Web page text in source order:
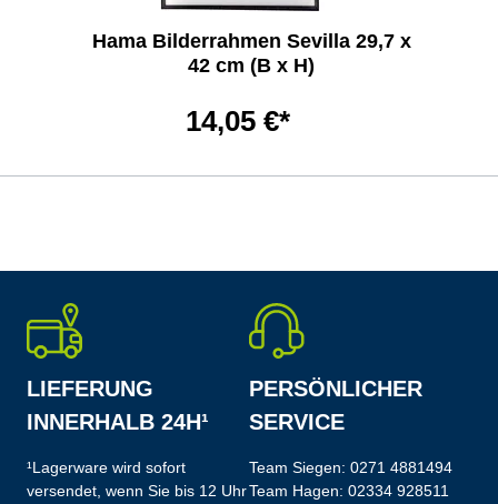
Hama Bilderrahmen Sevilla 29,7 x
42 cm (B x H)
14,05 €*
LIEFERUNG
INNERHALB 24H¹
¹Lagerware wird sofort
versendet, wenn Sie bis 12 Uhr
PERSÖNLICHER
SERVICE
Team Siegen: 0271 4881494
Team Hagen: 02334 928511